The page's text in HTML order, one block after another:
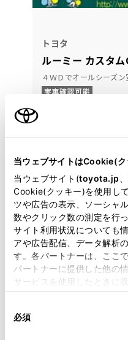
当ウェブサイトはCookie(ク
当ウェブサイト(toyota.jp
Cookie(クッキー)を使用し
ツや広告の表示、ソーシャ
数やクリック数の測定を行
サイト利用状況についても
アや広告配信、データ解析
す。各パートナーは、ここ
パートナーに提供した他の
サービスを使用したときに
使用することがあります。
必須
トヨタ
ルーミー カスタム
４ＷＤでオールシーズン
月々定額プラン
頭金・ボーナス払い0
年式 2025年(R7年)
修復 なし
整備 定期点検整備付
仙台トヨペット 大河原